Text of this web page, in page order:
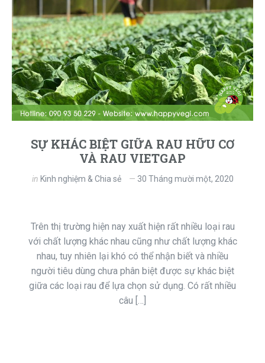
SỰ KHÁC BIỆT GIỮA RAU HỮU CƠ
VÀ RAU VIETGAP
in Kinh nghiệm & Chia sẻ 30 Tháng mười một, 2020
Trên thị trường hiện nay xuất hiện rất nhiều loại rau
với chất lượng khác nhau cũng như chất lượng khác
nhau, tuy nhiên lại khó có thể nhận biết và nhiều
người tiêu dùng chưa phân biệt được sự khác biệt
giữa các loại rau để lựa chọn sử dụng. Có rất nhiều
câu […]